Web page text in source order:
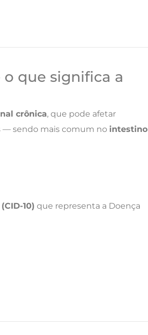
o que significa a
crônica, que pode afetar
— sendo mais comum no intestino
10) que representa a Doença